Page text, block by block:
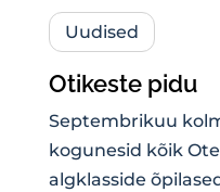
Uudised
Otikeste pidu
Septembrikuu
kogunesid kõik
algklasside